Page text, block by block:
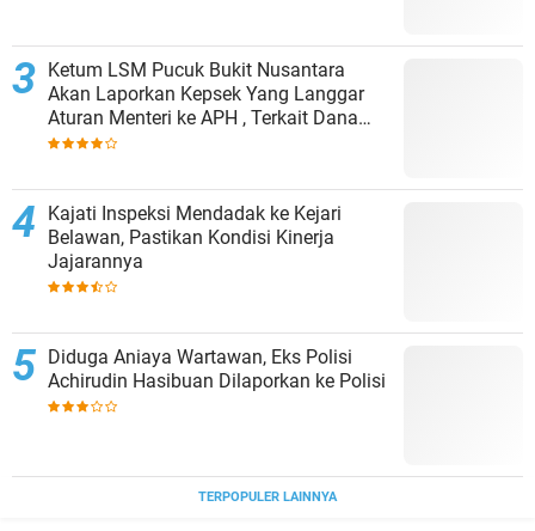
Ketum LSM Pucuk Bukit Nusantara
Akan Laporkan Kepsek Yang Langgar
Aturan Menteri ke APH , Terkait Dana
Revitalisasi Sekolah
Kajati Inspeksi Mendadak ke Kejari
Belawan, Pastikan Kondisi Kinerja
Jajarannya
Diduga Aniaya Wartawan, Eks Polisi
Achirudin Hasibuan Dilaporkan ke Polisi
TERPOPULER LAINNYA